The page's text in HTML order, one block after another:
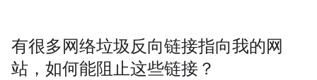
有很多网络垃圾反向链接指向我的网
站，如何能阻止这些链接？